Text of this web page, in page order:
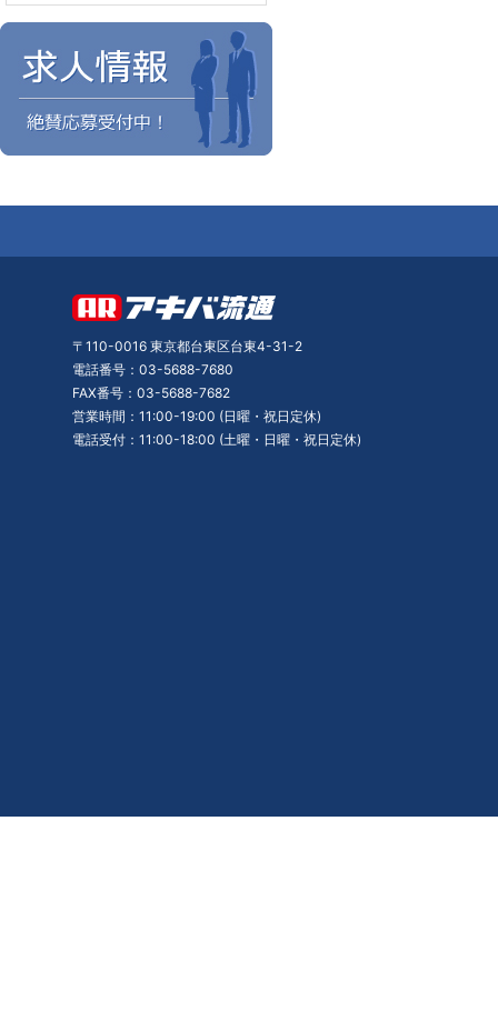
〒110-0016 東京都台東区台東4-31-2
電話番号：03-5688-7680
FAX番号：03-5688-7682
営業時間：11:00-19:00 (日曜・祝日定休)
電話受付：11:00-18:00 (土曜・日曜・祝日定休)